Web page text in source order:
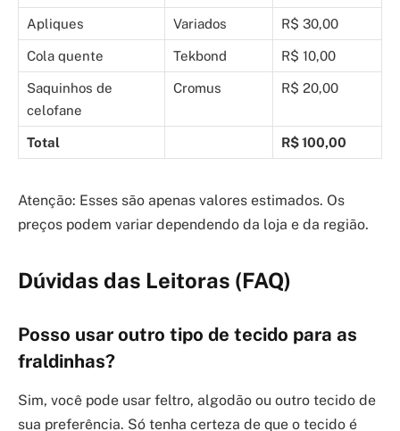
Apliques Variados R$ 30,00
Cola quente Tekbond R$ 10,00
Saquinhos de
celofane
Cromus R$ 20,00
Total R$ 100,00
Atenção: Esses são apenas valores estimados. Os
preços podem variar dependendo da loja e da região.
Dúvidas das Leitoras (FAQ)
Posso usar outro tipo de tecido para as
fraldinhas?
Sim, você pode usar feltro, algodão ou outro tecido de
sua preferência. Só tenha certeza de que o tecido é